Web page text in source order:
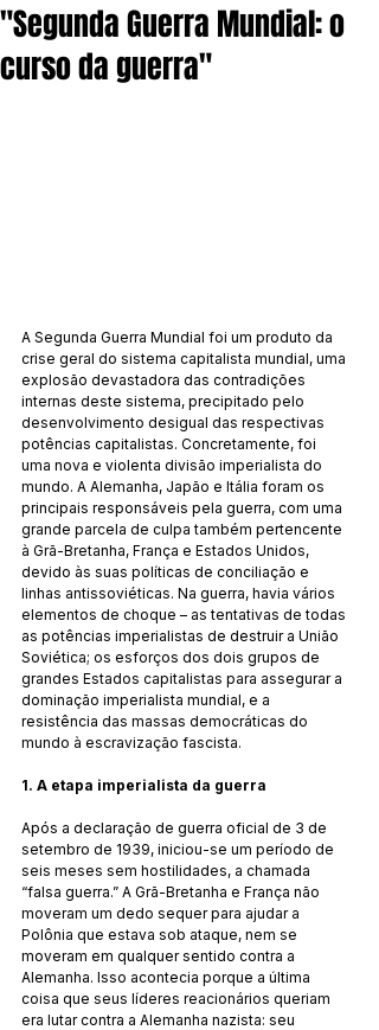
"Segunda Guerra Mundial: o
curso da guerra"
A Segunda Guerra Mundial foi um produto da
crise geral do sistema capitalista mundial, uma
explosão devastadora das contradições
internas deste sistema, precipitado pelo
desenvolvimento desigual das respectivas
potências capitalistas. Concretamente, foi
uma nova e violenta divisão imperialista do
mundo. A Alemanha, Japão e Itália foram os
principais responsáveis pela guerra, com uma
grande parcela de culpa também pertencente
à Grã-Bretanha, França e Estados Unidos,
devido às suas políticas de conciliação e
linhas antissoviéticas. Na guerra, havia vários
elementos de choque – as tentativas de todas
as potências imperialistas de destruir a União
Soviética; os esforços dos dois grupos de
grandes Estados capitalistas para assegurar a
dominação imperialista mundial, e a
resistência das massas democráticas do
mundo à escravização fascista.
1. A etapa imperialista da guerra
Após a declaração de guerra oficial de 3 de
setembro de 1939, iniciou-se um período de
seis meses sem hostilidades, a chamada
“falsa guerra.” A Grã-Bretanha e França não
moveram um dedo sequer para ajudar a
Polônia que estava sob ataque, nem se
moveram em qualquer sentido contra a
Alemanha. Isso acontecia porque a última
coisa que seus líderes reacionários queriam
era lutar contra a Alemanha nazista: seu